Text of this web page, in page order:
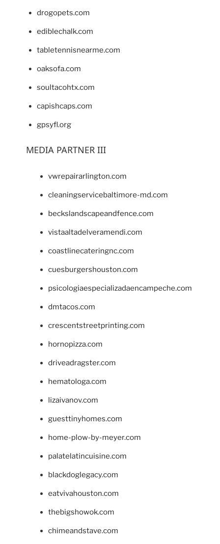
drogopets.com
ediblechalk.com
tabletennisnearme.com
oaksofa.com
soultacohtx.com
capishcaps.com
gpsyfl.org
MEDIA PARTNER III
vwrepairarlington.com
cleaningservicebaltimore-md.com
beckslandscapeandfence.com
vistaaltadelveramendi.com
coastlinecateringnc.com
cuesburgershouston.com
psicologiaespecializadaencampeche.com
dmtacos.com
crescentstreetprinting.com
hornopizza.com
driveadragster.com
hematologa.com
lizaivanov.com
guesttinyhomes.com
home-plow-by-meyer.com
palatelatincuisine.com
blackdoglegacy.com
eatvivahouston.com
thebigshowok.com
chimeandstave.com